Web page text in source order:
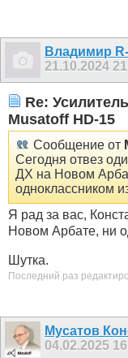
Владимир
21.10.2024
Re:
Musatoff HD-15
Сообщение от
Сегодня отвез
ДХ на Новом
одноклассником
Я рад за вас,
Новом Арбате, ни
Шутка.
Последний раз
Мусатов
04.02.2025